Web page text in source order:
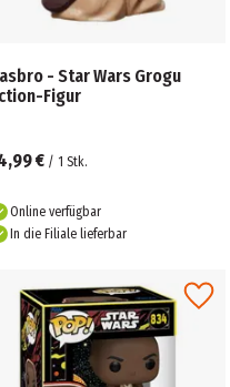
- Star Wars Grogu
Figur
€ / 1 Stk.
Online verfügbar
In die Filiale lieferbar